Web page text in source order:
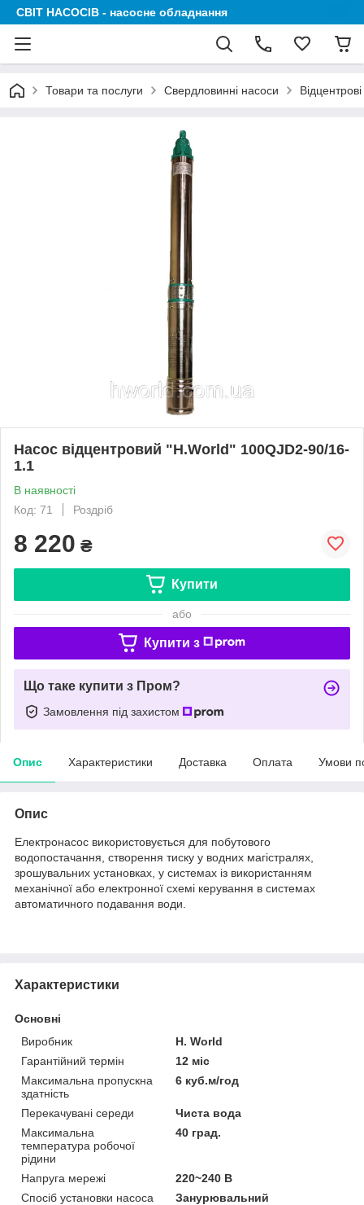
СВІТ НАСОСІВ - насосне обладнання
Товари та послуги Свердловинні насоси
Насос відцентровий "H.World" 100QJD2-90/16-
1.1
В наявності
Код: 71
Роздріб
8 220 ₴
Купити
або
Купити з
Що таке купити з Пром?
Замовлення під захистом
Опис Характеристики Доставка Оплата Умови
Опис
Електронасос використовується для побутового
водопостачання, створення тиску у водних магістралях,
зрошувальних установках, у системах із використанням
механічної або електронної схемі керування в системах
автоматичного подавання води.
Характеристики
Основні
Виробник
H. World
Гарантійний термін
12 міс
Максимальна пропускна
здатність
6 куб.м/год
Перекачувані середи
Чиста вода
Максимальна
температура робочої
рідини
40 град.
Напруга мережі
220~240 В
Спосіб установки насоса
Занурювальний